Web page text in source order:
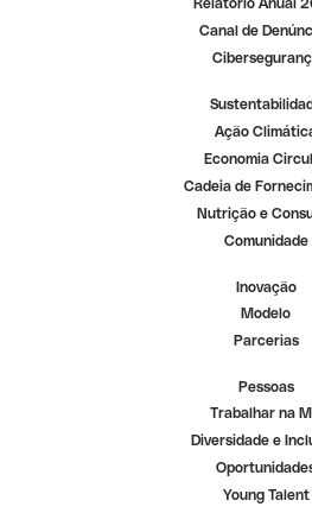
Relatório Anual
Canal de
Ação
Economia
Cadeia de
Nutrição e
Comunidade
Inovação
Modelo
Parcerias
Pessoas
Trabalhar na
Diversidade e
Young Talent